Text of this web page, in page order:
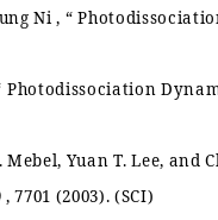
Ni , “
Photodissociation
Yuan T. Lee, and
7701 (2003). (SCI)